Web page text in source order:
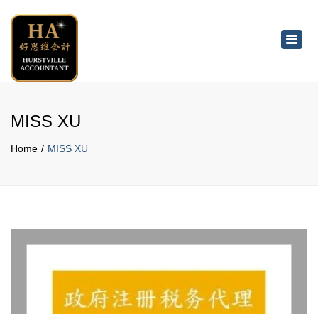
MISS XU
Home MISS XU